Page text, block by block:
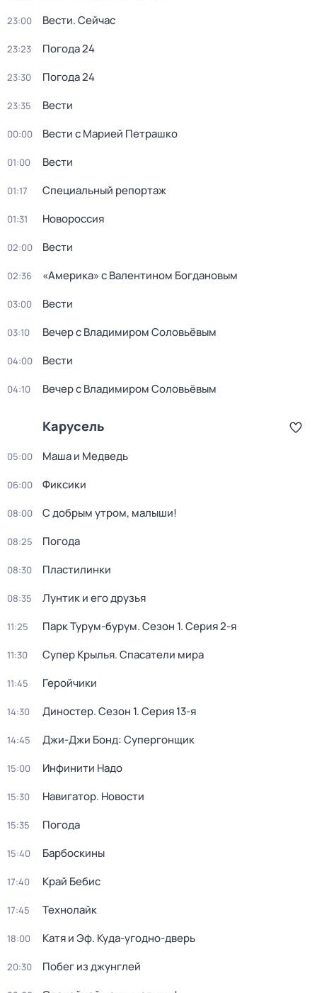
23:00 Вести. Сейчас
23:23 Погода 24
23:30 Погода 24
23:35 Вести
00:00 Вести с Марией Петрашко
01:00 Вести
01:17 Специальный репортаж
01:31 Новороссия
02:00 Вести
02:36 «Америка» с Валентином Богдановым
03:00 Вести
03:10 Вечер с Владимиром Соловьёвым
04:00 Вести
04:10 Вечер с Владимиром Соловьёвым
Карусель
05:00 Маша и Медведь
06:00 Фиксики
08:00 С добрым утром, малыши!
08:25 Погода
08:30 Пластилинки
08:35 Лунтик и его друзья
11:25 Парк Турум-бурум. Сезон 1. Серия 2-я
11:30 Супер Крылья. Спасатели мира
11:45 Геройчики
14:30 Диностер. Сезон 1. Серия 13-я
14:45 Джи-Джи Бонд: Супергонщик
15:00 Инфинити Надо
15:30 Навигатор. Новости
15:35 Погода
15:40 Барбоскины
17:40 Край Бебис
17:45 Технолайк
18:00 Катя и Эф. Куда-угодно-дверь
20:30 Побег из джунглей